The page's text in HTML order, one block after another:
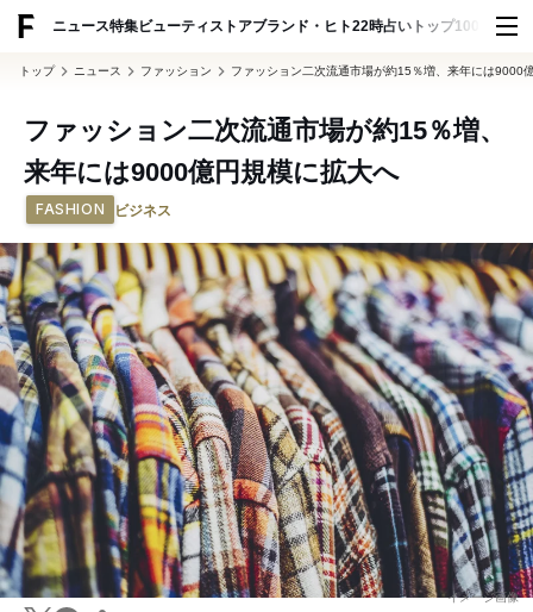
ニュース特集ビューティ ストアブランド・ヒト22時占い トップ100 スナッ
トップ ニュース ファッション ファッション二次流通市場が約15％増、来年には9000
ファッション二次流通市場が約15％増、
来年には9000億円規模に拡大へ
FASHION ビジネス
イメージ画像